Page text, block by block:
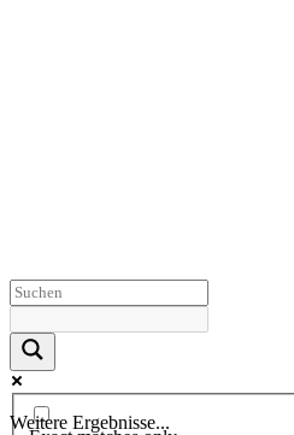
Weitere Ergebnisse...